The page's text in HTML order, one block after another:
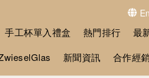
手工杯單入禮盒 熱門排行 最
新聞資訊 合作經